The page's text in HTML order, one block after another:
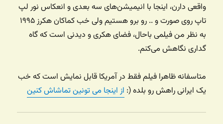
واقعی دارن، اینجا با انیمیشن‌های سه بعدی و انعکاس نور لپ
تاپ روی صورت و .. رو برو هستیم ولی خب کماکان هکرز ۱۹۹۵
به نظر من فیلمی باحال، فضای هکری و دیدنی است که گاه
گداری نگاهش می‌کنم.
متاسفانه ظاهرا فیلم فقط در آمریکا قابل نمایش است که خب
یک ایرانی راهش رو بلده (: از اینجا می تونین تماشاش کنین